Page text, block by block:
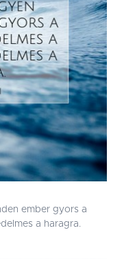
ember gyors a
a haragra.